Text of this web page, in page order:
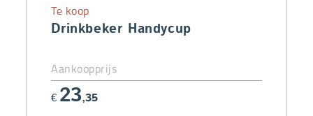
Drinkbeker Handycup
Te koop
Aankoopprijs
€ 23,35